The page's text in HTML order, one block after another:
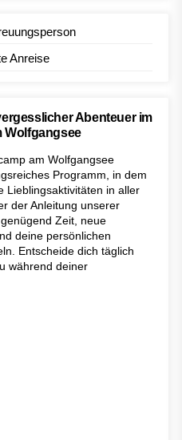
Anreise
Abenteuer im
Wolfgangsee
am Wolfgangsee
Programm, in dem
Lieblingsaktivitäten in aller
der Anleitung unserer
Zeit, neue
deine persönlichen
Entscheide dich täglich
während deiner